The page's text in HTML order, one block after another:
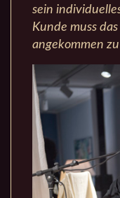
sein
Kunde muss
angekommen